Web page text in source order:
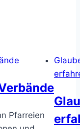
Pfarreien